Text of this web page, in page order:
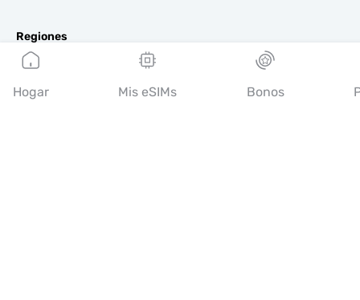
Regiones
eSIM para Europa
eSIM para Asia
eSIM para Américas
Hogar Mis eSIMs Bonos